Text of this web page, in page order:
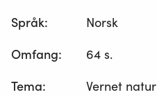
Språk:
Norsk
Omfang:
64 s.
Tema:
Vernet natur